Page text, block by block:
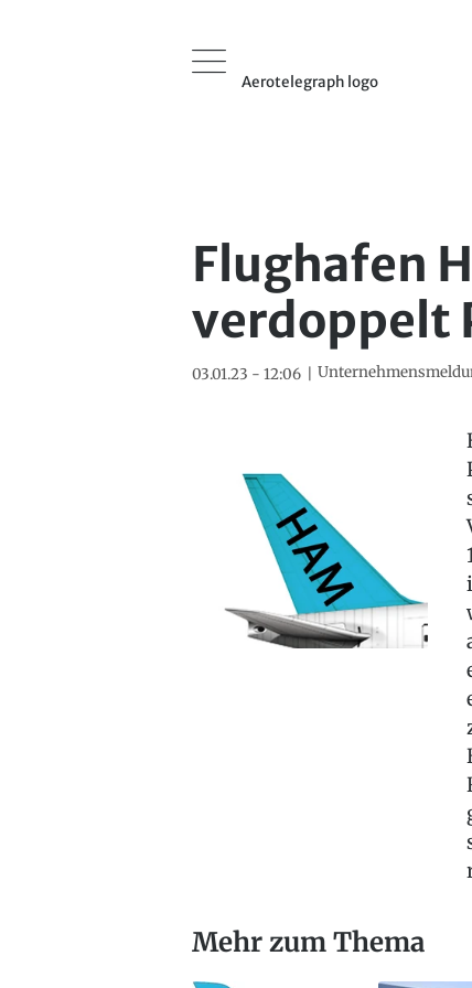
Aerotelegraph logo
Flughafen
verdoppelt
03.01.23 - 12:06
Mehr zum Thema